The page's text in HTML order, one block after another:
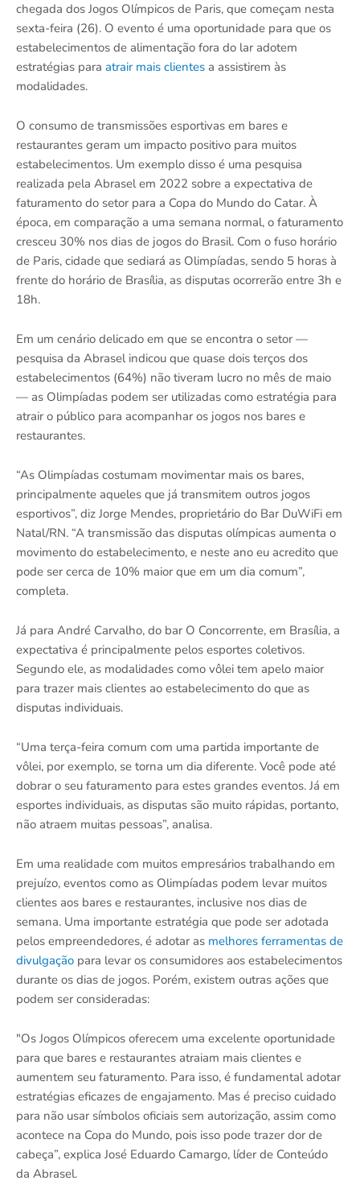
chegada dos Jogos Olímpicos de Paris, que começam nesta
sexta-feira (26). O evento é uma oportunidade para que os
estabelecimentos de alimentação fora do lar adotem
estratégias para atrair mais clientes a assistirem às
modalidades.
O consumo de transmissões esportivas em bares e
restaurantes geram um impacto positivo para muitos
estabelecimentos. Um exemplo disso é uma pesquisa
realizada pela Abrasel em 2022 sobre a expectativa de
faturamento do setor para a Copa do Mundo do Catar. À
época, em comparação a uma semana normal, o faturamento
cresceu 30% nos dias de jogos do Brasil. Com o fuso horário
de Paris, cidade que sediará as Olimpíadas, sendo 5 horas à
frente do horário de Brasília, as disputas ocorrerão entre 3h e
18h.
Em um cenário delicado em que se encontra o setor —
pesquisa da Abrasel indicou que quase dois terços dos
estabelecimentos (64%) não tiveram lucro no mês de maio
— as Olimpíadas podem ser utilizadas como estratégia para
atrair o público para acompanhar os jogos nos bares e
restaurantes.
“As Olimpíadas costumam movimentar mais os bares,
principalmente aqueles que já transmitem outros jogos
esportivos”, diz Jorge Mendes, proprietário do Bar DuWiFi em
Natal/RN. “A transmissão das disputas olímpicas aumenta o
movimento do estabelecimento, e neste ano eu acredito que
pode ser cerca de 10% maior que em um dia comum”,
completa.
Já para André Carvalho, do bar O Concorrente, em Brasília, a
expectativa é principalmente pelos esportes coletivos.
Segundo ele, as modalidades como vôlei tem apelo maior
para trazer mais clientes ao estabelecimento do que as
disputas individuais.
“Uma terça-feira comum com uma partida importante de
vôlei, por exemplo, se torna um dia diferente. Você pode até
dobrar o seu faturamento para estes grandes eventos. Já em
esportes individuais, as disputas são muito rápidas, portanto,
não atraem muitas pessoas”, analisa.
Em uma realidade com muitos empresários trabalhando em
prejuízo, eventos como as Olimpíadas podem levar muitos
clientes aos bares e restaurantes, inclusive nos dias de
semana. Uma importante estratégia que pode ser adotada
pelos empreendedores, é adotar as melhores ferramentas de
divulgação para levar os consumidores aos estabelecimentos
durante os dias de jogos. Porém, existem outras ações que
podem ser consideradas:
"Os Jogos Olímpicos oferecem uma excelente oportunidade
para que bares e restaurantes atraiam mais clientes e
aumentem seu faturamento. Para isso, é fundamental adotar
estratégias eficazes de engajamento. Mas é preciso cuidado
para não usar símbolos oficiais sem autorização, assim como
acontece na Copa do Mundo, pois isso pode trazer dor de
cabeça”, explica José Eduardo Camargo, líder de Conteúdo
da Abrasel.